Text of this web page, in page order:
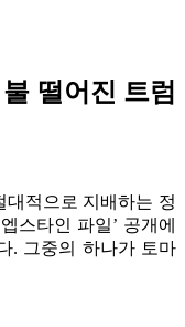
떨어진 트럼
적으로 지배하는 정
스타인 파일’ 공개에
. 그중의 하나가 토마